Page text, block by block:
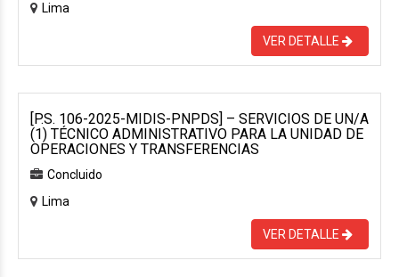
Lima
VER DETALLE
[P.S. 106-2025-MIDIS-PNPDS] – SERVICIOS DE UN/A
(1) TÉCNICO ADMINISTRATIVO PARA LA UNIDAD DE
OPERACIONES Y TRANSFERENCIAS
Concluido
Lima
VER DETALLE